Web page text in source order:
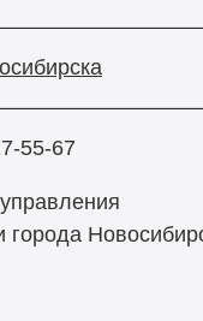
55-67
города